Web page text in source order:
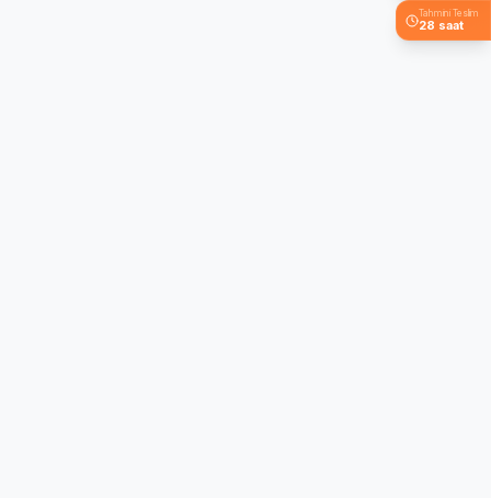
Tahmini Teslim
28 saat